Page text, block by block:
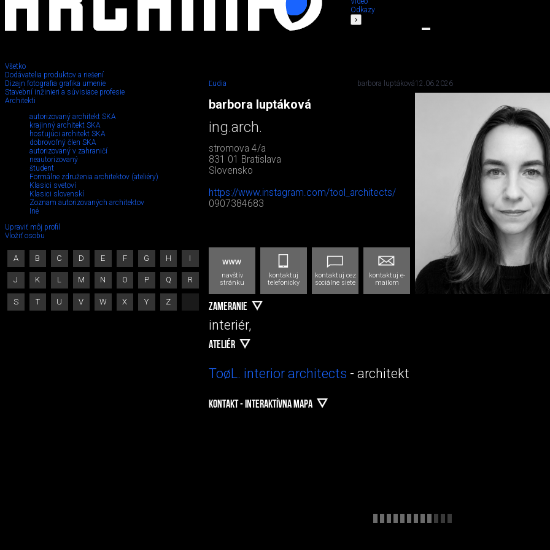
Odkazy
Všetko
Dodávatelia produktov a riešení
Dizajn fotografia grafika umenie
Stavební inžinieri a súvisiace profesie
Architekti
autorizovaný architekt SKA
krajinný architekt SKA
hosťujúci architekt SKA
dobrovoľný člen SKA
autorizovaný v zahraničí
neautorizovaný
študent
Formálne združenia architektov (ateliéry)
Klasici svetoví
Klasici slovenskí
Zoznam autorizovaných architektov
Iné
Upraviť môj profil
Vložiť osobu
A B C D E F G H I
J K L M N O P Q R
S T U V W X Y Z
Ľudia barbora luptáková12.06.2026
barbora luptáková
ing.arch.
stromova 4/a
831 01 Bratislava
Slovensko
https://www.instagram.com/tool_architects/
0907384683
navštív
stránku
kontaktuj
telefonicky
kontaktuj cez
sociálne siete
kontaktuj e-
mailom
ZAMERANIE
interiér,
ATELIÉR
ToøL. interior architects - architekt
KONTAKT - INTERAKTÍVNA MAPA